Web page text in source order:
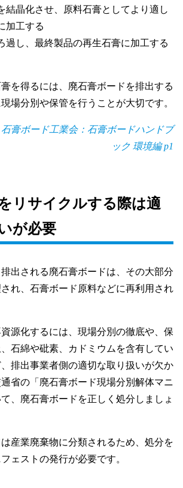
結晶化させ、原料石膏としてより適し
加工する
過し、最終製品の再生石膏に加工する
を得るには、廃石膏ボードを排出する
場分別や保管を行うことが大切です。
膏ボード工業会：石膏ボードハンドブ
ック 環境編 p1
リサイクルする際は適
が必要
出される廃石膏ボードは、その大部分
れ、石膏ボード原料などに再利用され
源化するには、現場分別の徹底や、保
石綿や砒素、カドミウムを含有してい
排出事業者側の適切な取り扱いが欠か
省の「廃石膏ボード現場分別解体マニ
、廃石膏ボードを正しく処分しましょ
産業廃棄物に分類されるため、処分を
ェストの発行が必要です。